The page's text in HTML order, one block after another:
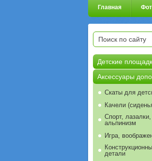
Главная
Детские
Аксессуары
Скаты для
Качели
Спорт,
альпинизм
Игра,
детали